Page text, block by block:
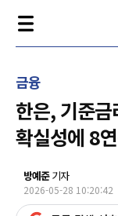
금융
한은, 기준
확실성에 8
방예준기자
2026-05-28 10:20:42